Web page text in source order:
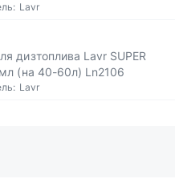
Lavr
дизтоплива Lavr SUPER
(на 40-60л) Ln2106
Lavr